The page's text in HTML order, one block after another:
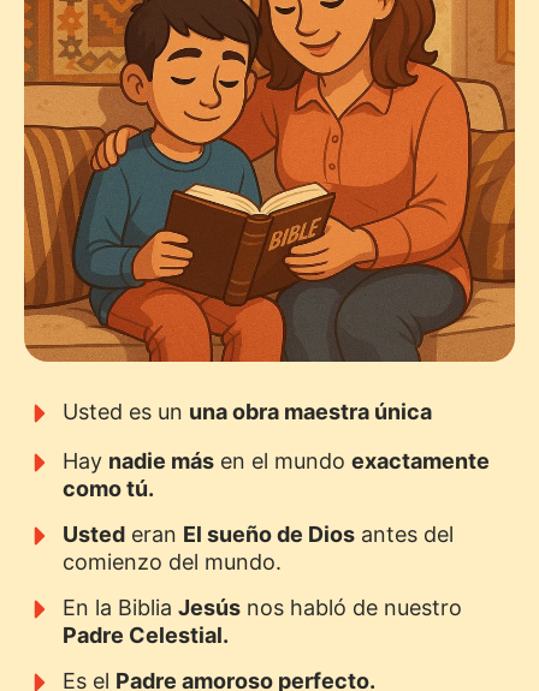
Usted es un una obra maestra única
Hay nadie más en el mundo exactamente
como tú.
Usted eran El sueño de Dios antes del
comienzo del mundo.
En la Biblia Jesús nos habló de nuestro
Padre Celestial.
Es el Padre amoroso perfecto.